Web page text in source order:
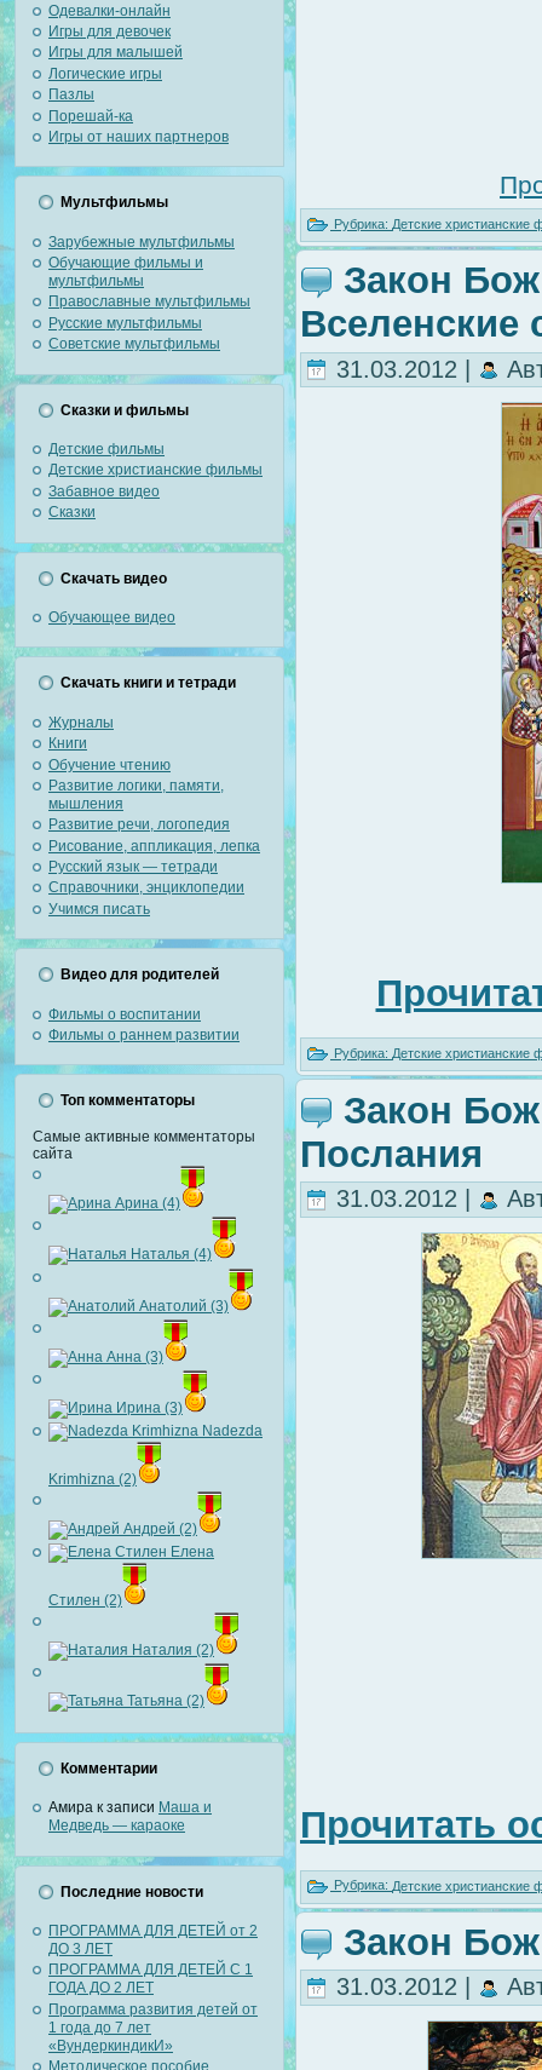
Одевалки-онлайн
Игры для девочек
Игры для малышей
Логические игры
Пазлы
Порешай-ка
Игры от наших партнеров
Мультфильмы
Зарубежные мультфильмы
Обучающие фильмы и
мультфильмы
Православные мультфильмы
Русские мультфильмы
Советские мультфильмы
Сказки и фильмы
Детские фильмы
Детские христианские фильмы
Забавное видео
Сказки
Скачать видео
Обучающее видео
Скачать книги и тетради
Журналы
Книги
Обучение чтению
Развитие логики, памяти,
мышления
Развитие речи, логопедия
Рисование, аппликация, лепка
Русский язык — тетради
Справочники, энциклопедии
Учимся писать
Видео для родителей
Фильмы о воспитании
Фильмы о раннем развитии
Топ комментаторы
Самые активные комментаторы
сайта
Арина (4)
Наталья (4)
Анатолий (3)
Анна (3)
Ирина (3)
Nadezda
Krimhizna (2)
Андрей (2)
Елена
Стилен (2)
Наталия (2)
Татьяна (2)
Комментарии
Амира к записи Маша и
Медведь — караоке
Последние новости
ПРОГРАММА ДЛЯ ДЕТЕЙ от 2
ДО 3 ЛЕТ
ПРОГРАММА ДЛЯ ДЕТЕЙ С 1
ГОДА ДО 2 ЛЕТ
Программа развития детей от
1 года до 7 лет
«ВундеркиндикИ»
Методическое пособие
Рубрика: Детские христианские
Закон
Вселенские
31.03.2012 |
Рубрика: Детские христианские
Закон
Послания
31.03.2012 |
Прочитать
Рубрика: Детские христианские
Закон
31.03.2012 |